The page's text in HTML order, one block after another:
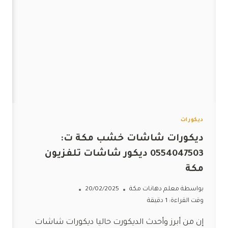
ديكورات
ديكورات شاشات خشب مكة ت:
0554047503 ديكور شاشات تلفزيون
مكة
بواسطة معلم دهانات مكة
20/02/2025
وقت القراءة:
دقيقة
إن من أبرز وأحدث الديكورت حاليا ديكورات شاشات